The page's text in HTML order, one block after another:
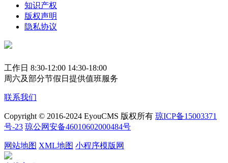
知识产权
版权声明
隐私协议
工作日 8:30-12:00 14:30-18:00
周六及部分节假日提供值班服务
联系我们
Copyright © 2016-2024 EyouCMS 版权所有 琼ICP备15003371
号-23 琼公网安备46010602000484号
网站地图 XML地图 小程序模版网